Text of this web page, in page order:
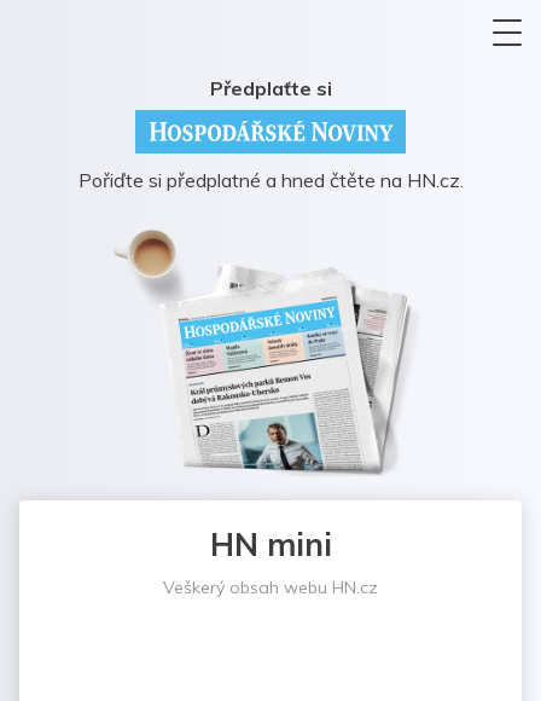
Předplaťte si
Pořiďte si předplatné a hned čtěte na HN.cz.
HN mini
Veškerý obsah webu HN.cz